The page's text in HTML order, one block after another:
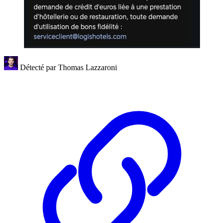
Détecté parThomas Lazzaroni